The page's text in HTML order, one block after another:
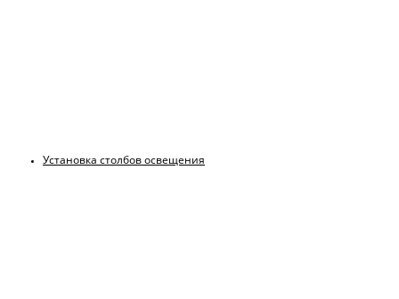
Установка столбов освещения